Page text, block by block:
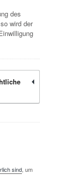
des
wird der
sind, um